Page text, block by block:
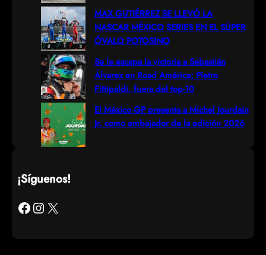
MAX GUTIÉRREZ SE LLEVÓ LA
NASCAR MÉXICO SERIES EN EL SÚPER
ÓVALO POTOSINO
Se le escapa la victoria a Sebastián
Álvarez en Road América; Pietro
Fittipaldi, fuera del top-10
El México GP presenta a Michel Jourdain
Jr. como embajador de la edición 2026
¡Síguenos!
Facebook Instagram X